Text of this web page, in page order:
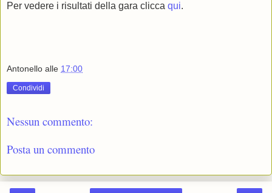
Per vedere i risultati della gara clicca qui.
Antonello alle 17:00
Condividi
Nessun commento:
Posta un commento